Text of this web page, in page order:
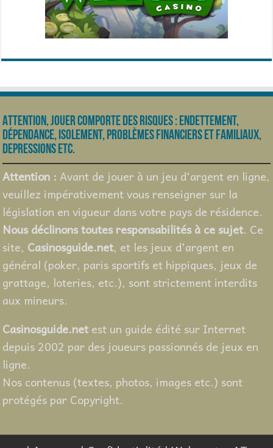
Attention, jouer comporte des risques : endettement,
dépendance, isolement, problèmes financiers et familiaux,
depressions etc.
Attention : Avant de jouer à un jeu d'argent en ligne,
veuillez impérativement vous renseigner sur la
législation en vigueur dans votre pays de résidence.
Nous déclinons toutes responsabilités à ce sujet. Ce
site, Casinosguide.net, et les jeux d'argent en
général (poker, paris sportifs et hippiques, jeux de
grattage, loteries, etc.), sont strictement interdits
aux mineurs.
Casinosguide.netest un guide édité sur Internet
depuis 2002 par des joueurs passionnés de jeux en
ligne.
Nos contenus (textes, photos, images etc.) sont
protégés par Copyright.